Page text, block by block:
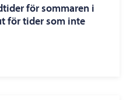
för sommaren i
för tider som inte